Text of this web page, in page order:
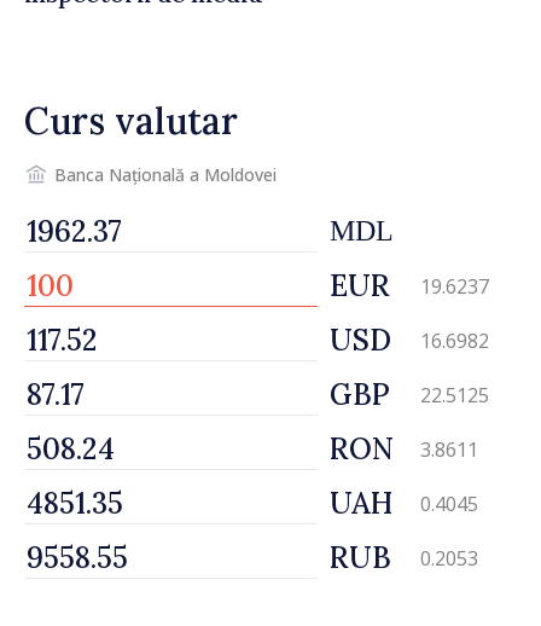
Curs valutar
Banca Națională a Moldovei
MDL
EUR 19.6237
USD 16.6982
GBP 22.5125
RON 3.8611
UAH 0.4045
RUB 0.2053